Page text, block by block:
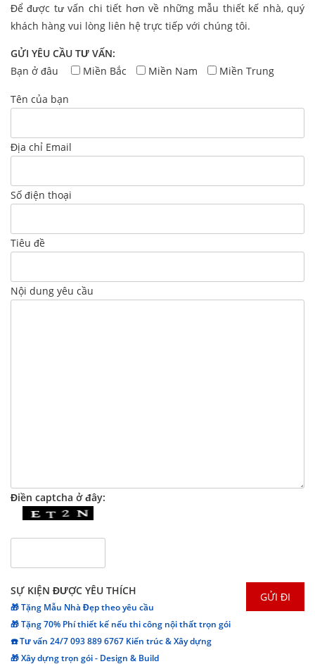
Để được tư vấn chi tiết hơn về những mẫu thiết kế nhà, quý
khách hàng vui lòng liên hệ trực tiếp với chúng tôi.
GỬI YÊU CẦU TƯ VẤN:
Bạn ở đâu
Miền Bắc Miền Nam Miền Trung
Tên của bạn
Địa chỉ Email
Số điện thoại
Tiêu đề
Nội dung yêu cầu
Điền captcha ở đây:
SỰ KIỆN ĐƯỢC YÊU THÍCH
🎁 Tặng Mẫu Nhà Đẹp theo yêu cầu
🎁 Tặng 70% Phí thiết kế nếu thi công nội thất trọn gói
☎️ Tư vấn 24/7 093 889 6767 Kiến trúc & Xây dựng
🎁 Xây dựng trọn gói - Design & Build